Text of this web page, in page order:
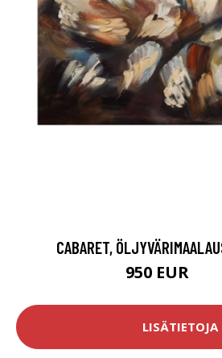
CABARET,
950 EUR
LISÄTIETOJA